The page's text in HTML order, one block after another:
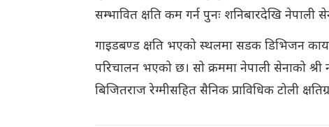
सम्भावित क्षति कम गर्न पुनः शनिबारदेखि नेपाली
गाइडबण्ड क्षति भएको स्थलमा सडक डिभिजन
परिचालन भएको छ। सो क्रममा नेपाली सेनाको
बिजितराज रेग्मीसहित सैनिक प्राविधिक टोली